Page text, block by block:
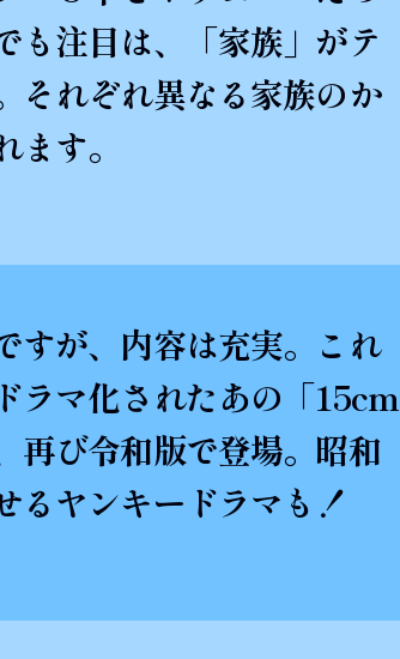
も注目は、「家族」がテ
それぞれ異なる家族のか
す。
すが、内容は充実。これ
ラマ化されたあの「15cm
再び令和版で登場。昭和
るヤンキードラマも！